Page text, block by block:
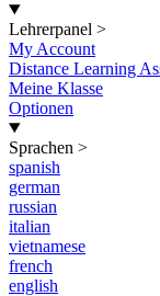
Lehrerpanel >
My Account
Distance Learning
Meine Klasse
Optionen
Sprachen >
spanish
german
russian
italian
vietnamese
french
english